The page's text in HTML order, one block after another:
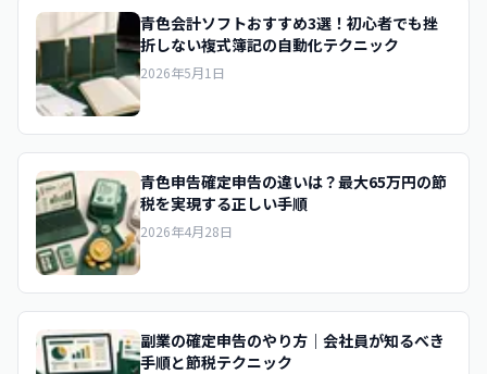
青色会計ソフトおすすめ3選！初心者でも挫
折しない複式簿記の自動化テクニック
2026年5月1日
青色申告確定申告の違いは？最大65万円の節
税を実現する正しい手順
2026年4月28日
副業の確定申告のやり方｜会社員が知るべき
手順と節税テクニック